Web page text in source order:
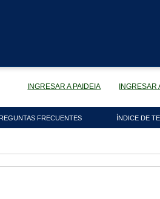
INGRESAR A PAIDEIA INGRESAR
FRECUENTES ÍNDICE DE